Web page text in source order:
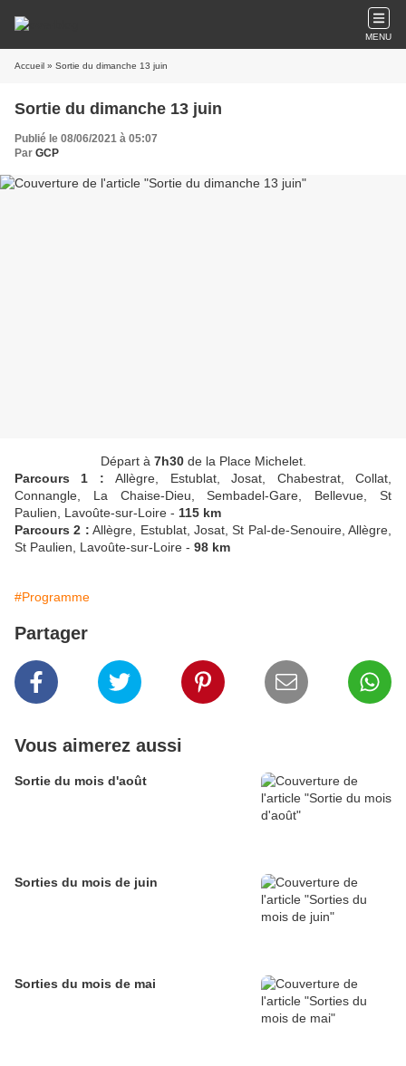
MENU
Accueil » Sortie du dimanche 13 juin
Sortie du dimanche 13 juin
Publié le 08/06/2021 à 05:07
Par GCP
Départ à 7h30de la Place Michelet.
Parcours 1 :Allègre, Estublat, Josat, Chabestrat, Collat,
Connangle, La Chaise-Dieu, Sembadel-Gare, Bellevue, St
Paulien, Lavoûte-sur-Loire - 115 km
Parcours 2 : Allègre, Estublat, Josat, St Pal-de-Senouire, Allègre,
St Paulien, Lavoûte-sur-Loire - 98 km
#Programme
Partager
Vous aimerez aussi
Sortie du mois d'août
Sorties du mois de juin
Sorties du mois de mai